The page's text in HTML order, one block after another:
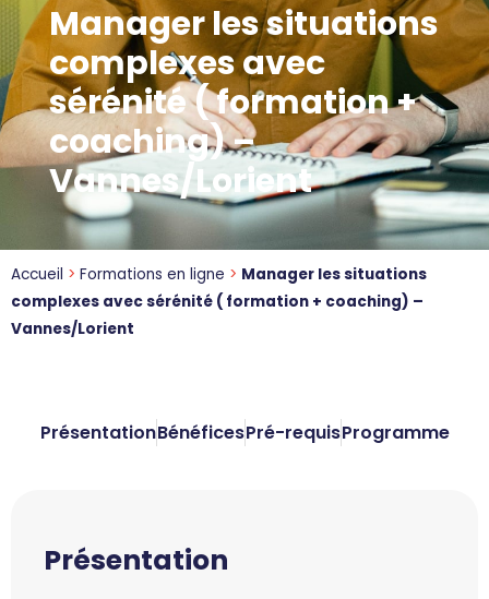
Manager les situations
complexes avec
sérénité ( formation +
coaching) –
Vannes/Lorient
Accueil > Formations en ligne > Manager les situations
complexes avec sérénité ( formation + coaching) –
Vannes/Lorient
PrésentationBénéficesPré-requisProgramme
Présentation